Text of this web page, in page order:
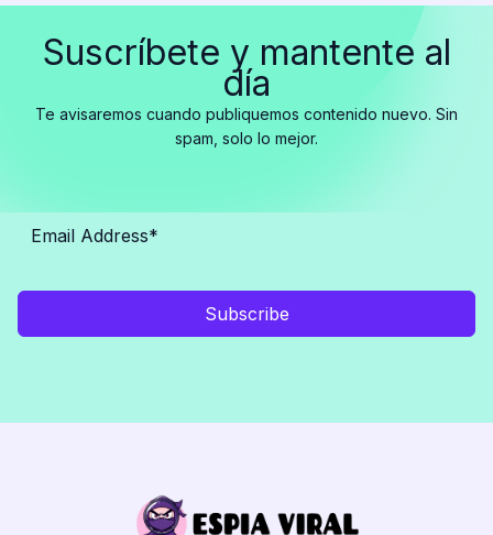
Suscríbete y mantente al
día
Te avisaremos cuando publiquemos contenido nuevo. Sin
spam, solo lo mejor.
Subscribe